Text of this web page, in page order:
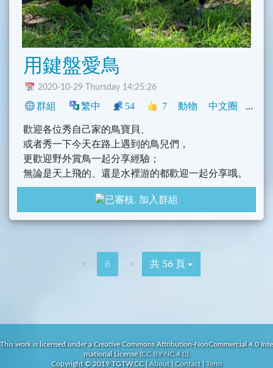
用鍵盤愛鳥
2020-10-29 Thursday 14:25:26
群組 繁中 54 7 動物 中文圈 閒聊
歡迎各位秀自己家的鳥寶貝、
或者秀一下今天在路上遇到的鳥兒們，
更歡迎野外賞鳥一起分享經驗；
無論是天上飛的、還是水裡游的都歡迎一起分享哦。
加入群組
< 8 > 共 56 頁
This work is licensed under a Creative Commons Attribution-NonCommercial 4.0 Inte
rnational License (CC BY-NC 4.0).
Copyright © 2019 TGTW.CC|About|Contact|Term